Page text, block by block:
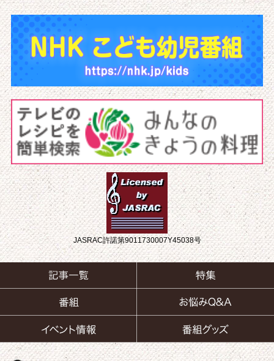
JASRAC許諾第9011730007Y45038号